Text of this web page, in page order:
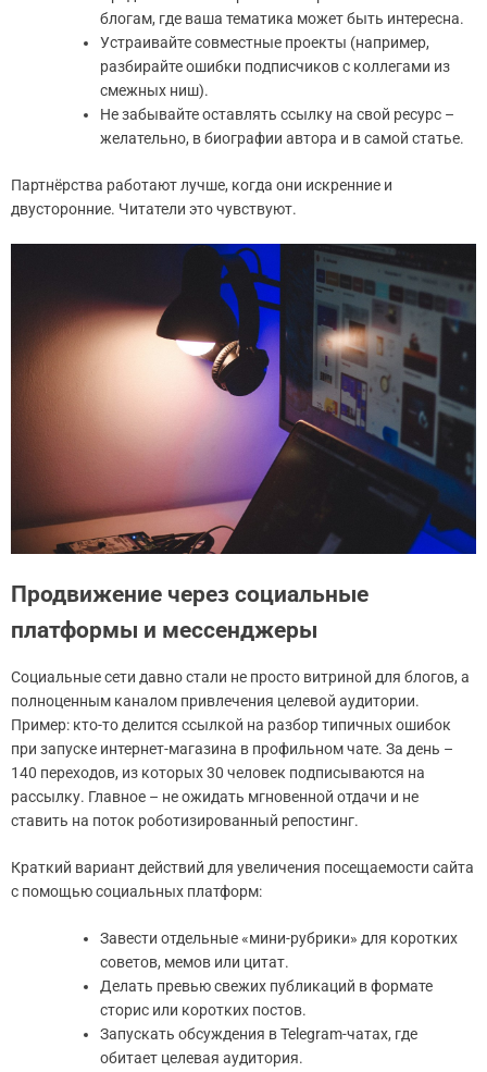
блогам, где ваша тематика может быть интересна.
Устраивайте совместные проекты (например,
разбирайте ошибки подписчиков с коллегами из
смежных ниш).
Не забывайте оставлять ссылку на свой ресурс –
желательно, в биографии автора и в самой статье.
Партнёрства работают лучше, когда они искренние и
двусторонние. Читатели это чувствуют.
Продвижение через социальные
платформы и мессенджеры
Социальные сети давно стали не просто витриной для блогов, а
полноценным каналом привлечения целевой аудитории.
Пример: кто-то делится ссылкой на разбор типичных ошибок
при запуске интернет-магазина в профильном чате. За день –
140 переходов, из которых 30 человек подписываются на
рассылку. Главное – не ожидать мгновенной отдачи и не
ставить на поток роботизированный репостинг.
Краткий вариант действий для увеличения посещаемости сайта
с помощью социальных платформ:
Завести отдельные «мини-рубрики» для коротких
советов, мемов или цитат.
Делать превью свежих публикаций в формате
сторис или коротких постов.
Запускать обсуждения в Telegram-чатах, где
обитает целевая аудитория.